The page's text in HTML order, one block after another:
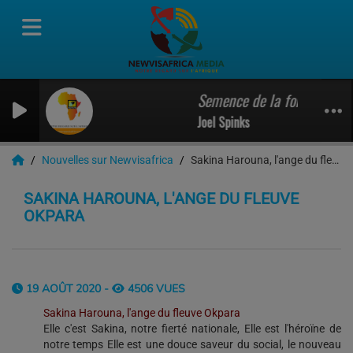
Semence de la foi 10 et
Joel Spinks
Nouvelles sur Newvisafrica Sakina Harouna, l'ange du fleuve Okpara
SAKINA HAROUNA, L'ANGE DU FLEUVE
OKPARA
19 AOÛT 2020 - 4506 VUES
Sakina Harouna, l'ange du fleuve Okpara
Elle c'est Sakina, notre fierté nationale, Elle est l'héroïne de
notre temps Elle est une douce saveur du social, le nouveau